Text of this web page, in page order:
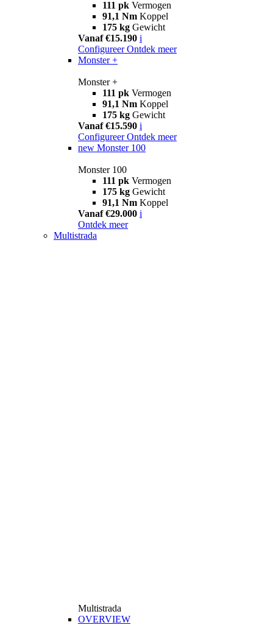
111 pk Vermogen
91,1 Nm Koppel
175 kg Gewicht
Vanaf €15.190 i
Configureer Ontdek meer
Monster +
Monster +
111 pk Vermogen
91,1 Nm Koppel
175 kg Gewicht
Vanaf €15.590 i
Configureer Ontdek meer
new Monster 100
Monster 100
111 pk Vermogen
175 kg Gewicht
91,1 Nm Koppel
Vanaf €29.000 i
Ontdek meer
Multistrada
Multistrada
OVERVIEW